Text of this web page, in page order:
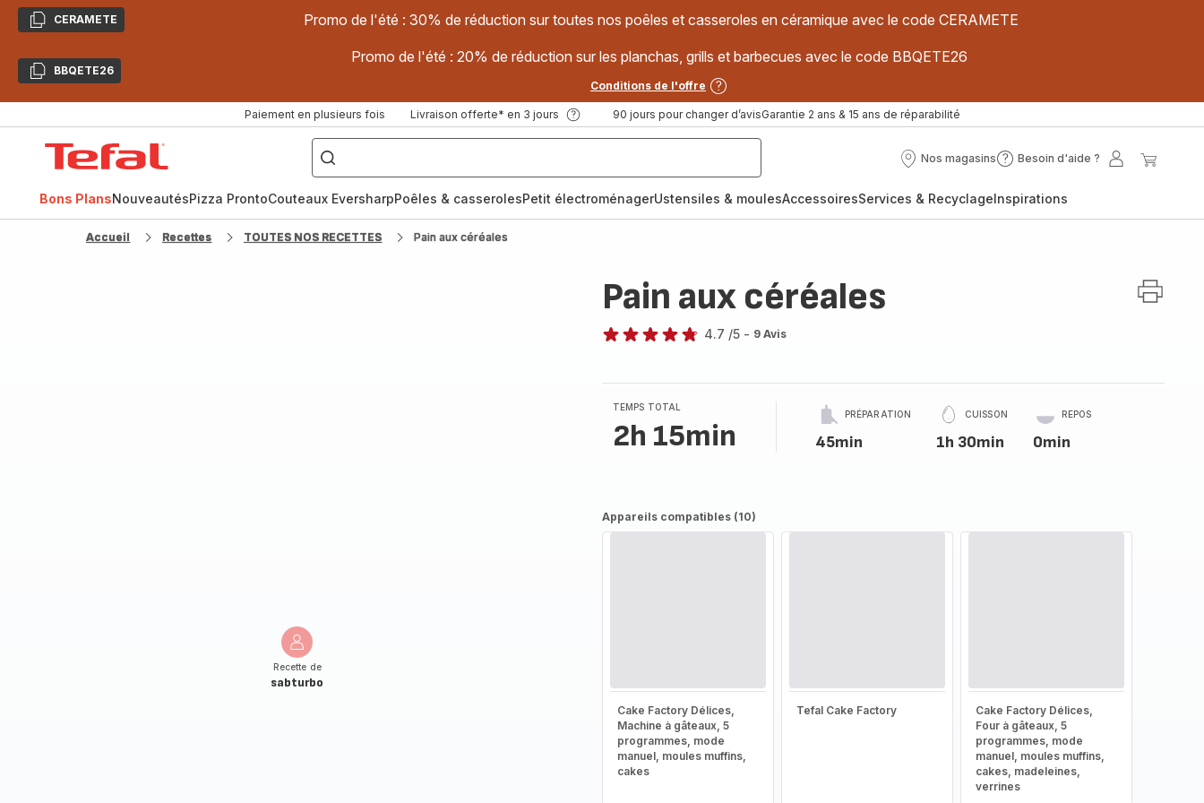
CopierCERAMETE Promo de l'été : 30% de réduction sur toutes nos poêles et casseroles en céramique avec le code CERAMETE
CopierBBQETE26
Promo de l'été : 20% de réduction sur les planchas, grills et barbecues avec le code BBQETE26
Conditions de l'offre
Paiement en plusieurs fois Livraison offerte* en 3 jours 90 jours pour changer d’avisGarantie 2 ans & 15 ans de réparabilité
["Poêles
inox,
Cake
Factory,
Nos magasins
Nos
Besoin d'aide ?
Besoin
?
Mon
Bons PlansNouveautésPizza ProntoCouteaux EversharpPoêles & casserolesPetit électroménagerUstensiles & moulesAccessoiresServices & RecyclageInspirations
Accueil Recettes TOUTES NOS RECETTES Pain aux céréales
Recette de
sabturbo
Pain aux céréales
4.7 /5 - 9 Avis
TEMPS TOTAL
2h 15min
PRÉPARATION
45min
CUISSON
1h 30min
REPOS
0min
Appareils compatibles (10)
Cake Factory Délices,
Machine à gâteaux, 5
programmes, mode
manuel, moules muffins,
cakes
Tefal Cake Factory
Cake Factory Délices,
Four à gâteaux, 5
programmes, mode
manuel, moules muffins,
cakes, madeleines,
verrines